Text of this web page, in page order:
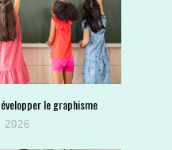
le graphisme
2026